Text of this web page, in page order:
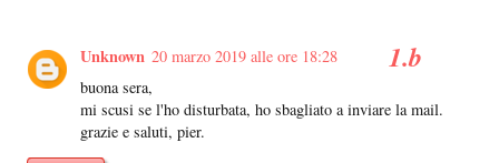
Unknown 20 marzo 2019 alle ore 18:28
buona sera,
mi scusi se l'ho disturbata, ho sbagliato a inviare la mail.
grazie e saluti, pier.